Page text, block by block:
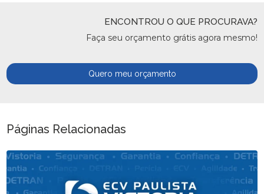
ENCONTROU O QUE PROCURAVA?
Faça seu orçamento grátis agora mesmo!
Quero meu orçamento
Páginas Relacionadas